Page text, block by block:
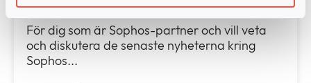
2 jun 2026 • 10:00 f m - 11:00 f m
För dig som är Sophos-partner och vill veta
och diskutera de senaste nyheterna kring
Sophos...